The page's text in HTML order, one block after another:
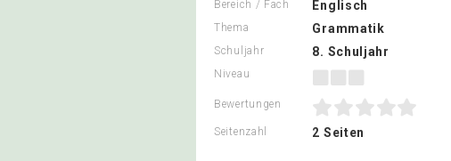
Bereich / Fach Englisch
Thema Grammatik
Schuljahr 8. Schuljahr
Niveau
Bewertungen
Seitenzahl 2 Seiten